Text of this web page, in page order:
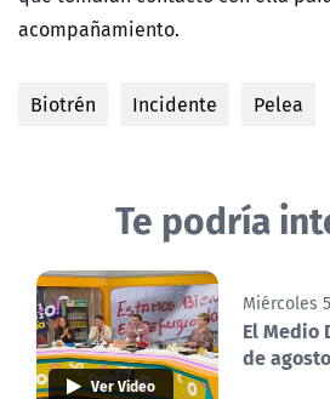
acompañamiento.
Biotrén Incidente Pelea
Te podría
Ver Video
Miércoles
El Medio
de